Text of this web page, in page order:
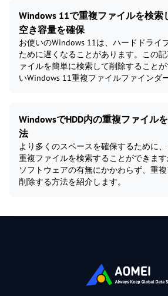
Windows 11で重複ファイルを検索
空き容量を確保
お使いのWindows 11は、ハードドライ
ために遅くなることがあります。この
ァイルを簡単に検索して削除すること
いWindows 11重複ファイルファインダ
WindowsでHDD内の重複ファイル
法
より多くのスペースを確保するために
重複ファイルを検索することができます
ソフトウェアの有無にかかわらず、重
削除する方法を紹介します。